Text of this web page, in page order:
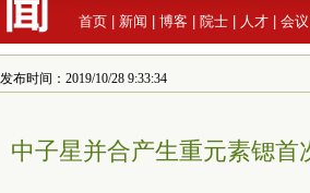
首页 新闻 博客 院士 人才 会议
发布时间：2019/10/28 9:33:34
中子星并合产生重元素锶首